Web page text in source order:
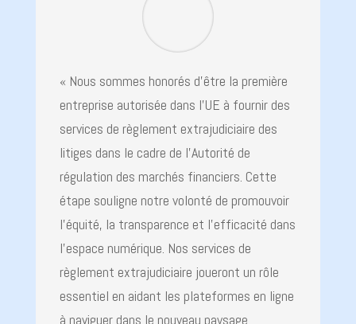
« Nous sommes honorés d’être la première
entreprise autorisée dans l’UE à fournir des
services de règlement extrajudiciaire des
litiges dans le cadre de l’Autorité de
régulation des marchés financiers. Cette
étape souligne notre volonté de promouvoir
l’équité, la transparence et l’efficacité dans
l’espace numérique. Nos services de
règlement extrajudiciaire joueront un rôle
essentiel en aidant les plateformes en ligne
à naviguer dans le nouveau paysage